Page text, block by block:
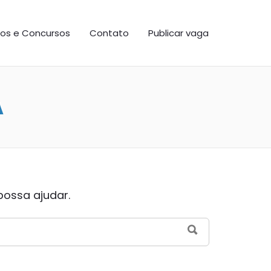
e Concursos Contato Publicar vaga
ajudar.